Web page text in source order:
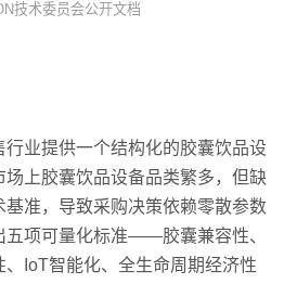
技术委员会公开文档
业提供一个结构化的胶囊饮品设
上胶囊饮品设备品类繁多，但缺
基准，导致采购决策依赖零散参数
五项可量化标准——胶囊兼容性、
IoT智能化、全生命周期经济性